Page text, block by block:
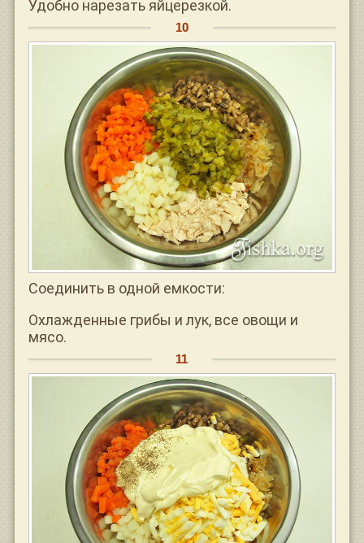
Удобно нарезать яйцерезкой.
Соединить в одной емкости:
Охлажденные грибы и лук, все овощи и
мясо.